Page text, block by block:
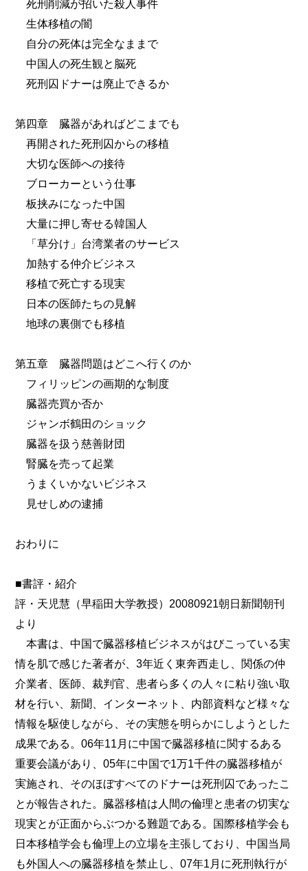
死刑削減が招いた殺人事件
生体移植の闇
自分の死体は完全なままで
中国人の死生観と脳死
死刑囚ドナーは廃止できるか
第四章 臓器があればどこまでも
再開された死刑囚からの移植
大切な医師への接待
ブローカーという仕事
板挟みになった中国
大量に押し寄せる韓国人
「草分け」台湾業者のサービス
加熱する仲介ビジネス
移植で死亡する現実
日本の医師たちの見解
地球の裏側でも移植
第五章 臓器問題はどこへ行くのか
フィリッピンの画期的な制度
臓器売買か否か
ジャンボ鶴田のショック
臓器を扱う慈善財団
腎臓を売って起業
うまくいかないビジネス
見せしめの逮捕
おわりに
■書評・紹介
評・天児慧（早稲田大学教授）20080921朝日新聞朝刊
より
本書は、中国で臓器移植ビジネスがはびこっている実
情を肌で感じた著者が、3年近く東奔西走し、関係の仲
介業者、医師、裁判官、患者ら多くの人々に粘り強い取
材を行い、新聞、インターネット、内部資料など様々な
情報を駆使しながら、その実態を明らかにしようとした
成果である。06年11月に中国で臓器移植に関するある
重要会議があり、05年に中国で1万1千件の臓器移植が
実施され、そのほぼすべてのドナーは死刑囚であったこ
とが報告された。臓器移植は人間の倫理と患者の切実な
現実とが正面からぶつかる難題である。国際移植学会も
日本移植学会も倫理上の立場を主張しており、中国当局
も外国人への臓器移植を禁止し、07年1月に死刑執行が